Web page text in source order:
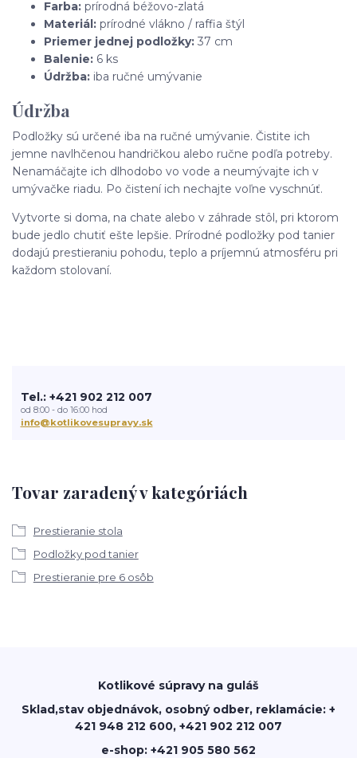
Farba: prírodná béžovo-zlatá
Materiál: prírodné vlákno / raffia štýl
Priemer jednej podložky: 37 cm
Balenie: 6 ks
Údržba: iba ručné umývanie
Údržba
Podložky sú určené iba na ručné umývanie. Čistite ich
jemne navlhčenou handričkou alebo ručne podľa potreby.
Nenamáčajte ich dlhodobo vo vode a neumývajte ich v
umývačke riadu. Po čistení ich nechajte voľne vyschnúť.
Vytvorte si doma, na chate alebo v záhrade stôl, pri ktorom
bude jedlo chutiť ešte lepšie. Prírodné podložky pod tanier
dodajú prestieraniu pohodu, teplo a príjemnú atmosféru pri
každom stolovaní.
Tovar zaradený v kategóriách
Prestieranie stola
Podložky pod tanier
Prestieranie pre 6 osôb
Tel.: +421 902 212 007
od 8:00 - do 16:00 hod
info@kotlikovesupravy.sk
Kotlikové súpravy na guláš
Sklad,stav objednávok, osobný odber, reklamácie: +
421 948 212 600, +421 902 212 007
e-shop: +421 905 580 562